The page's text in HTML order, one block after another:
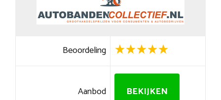
Beoordeling
Aanbod BEKIJKEN